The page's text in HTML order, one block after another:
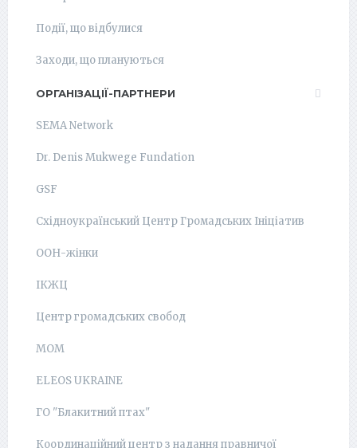
Події, що відбулися
Заходи, що плануються
ОРГАНІЗАЦІЇ-ПАРТНЕРИ
SEMA Network
Dr. Denis Mukwege Fundation
GSF
Східноукраїнський Центр Громадських Ініціатив
ООН-жінки
ІКЖЦ
Центр громадських свобод
МОМ
ELEOS UKRAINE
ГО "Блакитний птах"
Координаційний центр з надання правничої